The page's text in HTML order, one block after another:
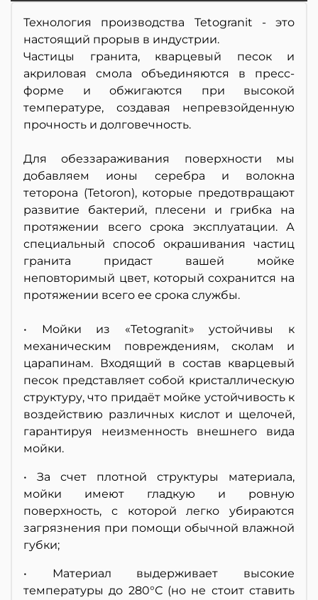
Технология производства Tetogranit - это
настоящий прорыв в индустрии.
Частицы гранита, кварцевый песок и
акриловая смола объединяются в пресс-
форме и обжигаются при высокой
температуре, создавая непревзойденную
прочность и долговечность.
Для обеззараживания поверхности мы
добавляем ионы серебра и волокна
теторона (Tetoron), которые предотвращают
развитие бактерий, плесени и грибка на
протяжении всего срока эксплуатации. А
специальный способ окрашивания частиц
гранита придаст вашей мойке
неповторимый цвет, который сохранится на
протяжении всего ее срока службы.
• Мойки из «Tetogranit» устойчивы к
механическим повреждениям, сколам и
царапинам. Входящий в состав кварцевый
песок представляет собой кристаллическую
структуру, что придаёт мойке устойчивость к
воздействию различных кислот и щелочей,
гарантируя неизменность внешнего вида
мойки.
• За счет плотной структуры материала,
мойки имеют гладкую и ровную
поверхность, с которой легко убираются
загрязнения при помощи обычной влажной
губки;
• Материал выдерживает высокие
температуры до 280°С (но не стоит ставить